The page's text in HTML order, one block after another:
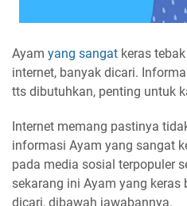
Ayam yang sangat keras
internet, banyak dicari.
tts dibutuhkan, penting untuk
Internet memang pastinya
informasi Ayam yang sangat
pada media sosial terpopuler
sekarang ini Ayam yang
dicari, dibawah jawabannya.